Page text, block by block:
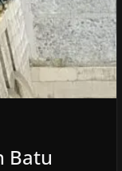
Batu